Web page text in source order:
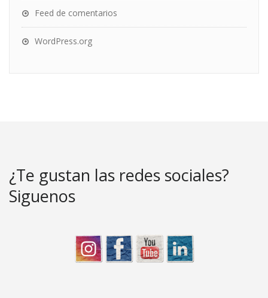
Feed de comentarios
WordPress.org
¿Te gustan las redes sociales?
Siguenos